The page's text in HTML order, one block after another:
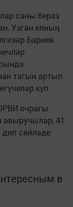
саны бераз
Узган елның
Бариев
тагын артып
күп.
очрагы
авыручылар, 41
сөйләде
в